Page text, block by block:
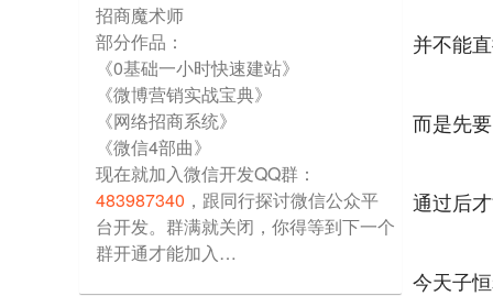
招商魔术师
部分作品：
《0基础一小时快速建站》
《微博营销实战宝典》
《网络招商系统》
《微信4部曲》
现在就加入微信开发QQ群：
483987340 ，跟同行探讨微信公众平
台开发。群满就关闭，你得等到下一个
群开通才能加入…
并不能
而是先
通过后
今天子